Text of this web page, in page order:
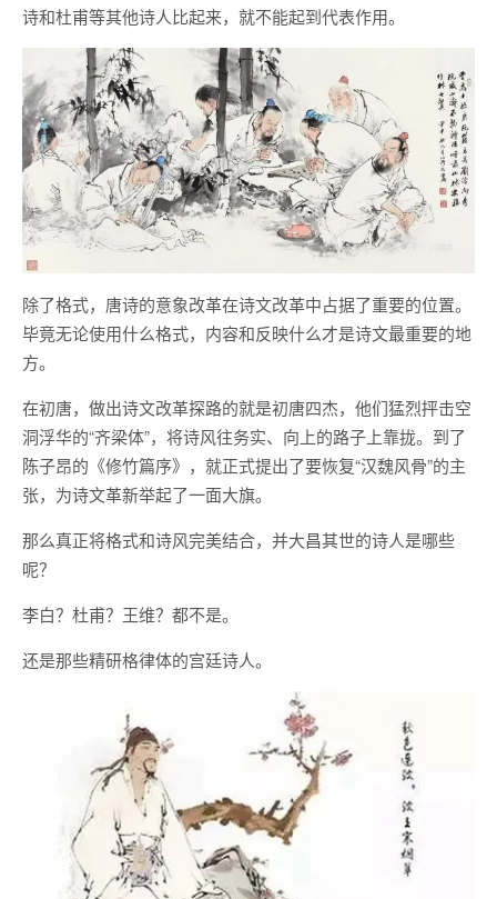
诗和杜甫等其他诗人比起来，就不能起到代表作用。
除了格式，唐诗的意象改革在诗文改革中占据了重要的位置。
毕竟无论使用什么格式，内容和反映什么才是诗文最重要的地
方。
在初唐，做出诗文改革探路的就是初唐四杰，他们猛烈抨击空
洞浮华的“齐梁体”，将诗风往务实、向上的路子上靠拢。到了
陈子昂的《修竹篇序》，就正式提出了要恢复“汉魏风骨”的主
张，为诗文革新举起了一面大旗。
那么真正将格式和诗风完美结合，并大昌其世的诗人是哪些
呢？
李白？杜甫？王维？都不是。
还是那些精研格律体的宫廷诗人。